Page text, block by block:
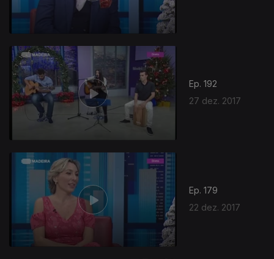
Ep. 192
27 dez. 2017
Ep. 179
22 dez. 2017